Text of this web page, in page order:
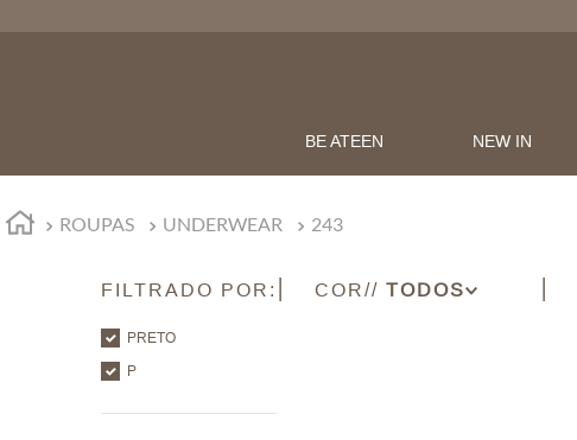
BE ATEEN NEW IN
ROUPAS UNDERWEAR 243
FILTRADO POR:
PRETO
P
COR